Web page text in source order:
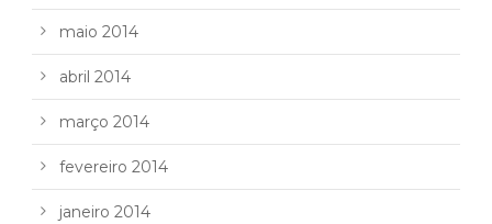
maio 2014
abril 2014
março 2014
fevereiro 2014
janeiro 2014